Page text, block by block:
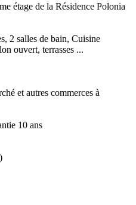
étage de la Résidence Polonia
2 salles de bain, Cuisine
ouvert, terrasses ...
et autres commerces à
10 ans